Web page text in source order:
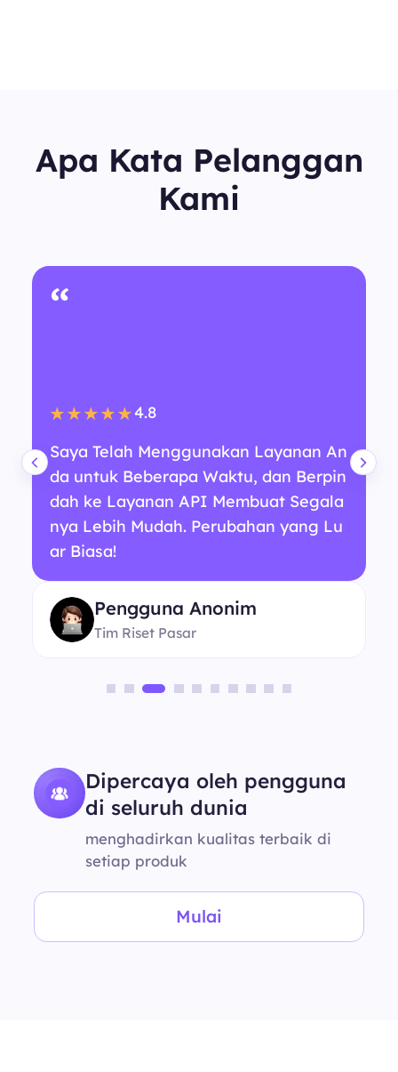
Apa Kata Pelanggan
Kami
“
★★★★★4.8
Saya Telah Menggunakan Layanan An
da untuk Beberapa Waktu, dan Berpin
dah ke Layanan API Membuat Segala
nya Lebih Mudah. Perubahan yang Lu
ar Biasa!
Pengguna Anonim
Tim Riset Pasar
Dipercaya oleh pengguna
di seluruh dunia
menghadirkan kualitas terbaik di
setiap produk
Mulai